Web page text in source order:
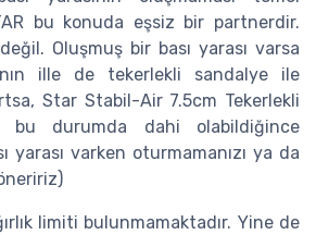
bu konuda eşsiz bir partnerdir.
Oluşmuş bir bası yarası varsa
ille de tekerlekli sandalye ile
Star Stabil-Air 7.5cm Tekerlekli
bu durumda dahi olabildiğince
yarası varken oturmamanızı ya da
limiti bulunmamaktadır. Yine de